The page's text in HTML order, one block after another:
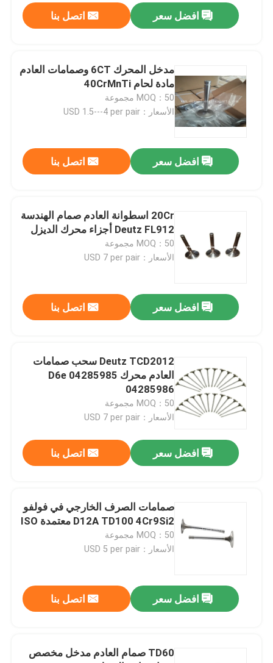
المنتجات
أشرطة فيديو
عرض الواقع الافتراضي
جولة في المعمل
اتصل بنا
أجزاء محرك الديزل
تحمل محرك الديزل
دبوس مكبس المحرك
مكبس محرك الديزل
كم بطانة الأسطوانة
افضل سعر اتصل بنا
مدخل المحرك 6CT وصمامات العادم
مادة لحام 40CrMnTi
MOQ：50 مجموعة
الأسعار：USD 1.5---4 per pair
افضل سعر اتصل بنا
20Cr اسطوانة العادم صمام الهندسة
Deutz FL912 أجزاء محرك الديزل
MOQ：50 مجموعة
الأسعار：USD 7 per pair
افضل سعر اتصل بنا
Deutz TCD2012 سحب صمامات
العادم محرك D6e 04285985
04285986
MOQ：50 مجموعة
الأسعار：USD 7 per pair
افضل سعر اتصل بنا
صمامات الصرف الخارجي في فولفو
D12A TD100 4Cr9Si2 معتمدة ISO
MOQ：50 مجموعة
الأسعار：USD 5 per pair
افضل سعر اتصل بنا
TD60 صمام العادم مدخل مخصص